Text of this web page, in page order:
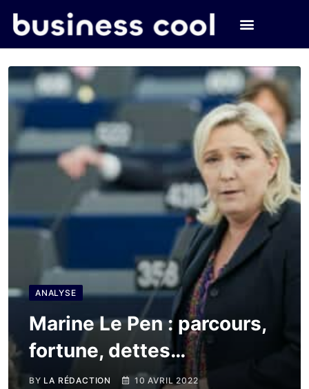
ANALYSE
Marine Le Pen : parcours,
fortune, dettes…
BY LA RÉDACTION 10 AVRIL 2022